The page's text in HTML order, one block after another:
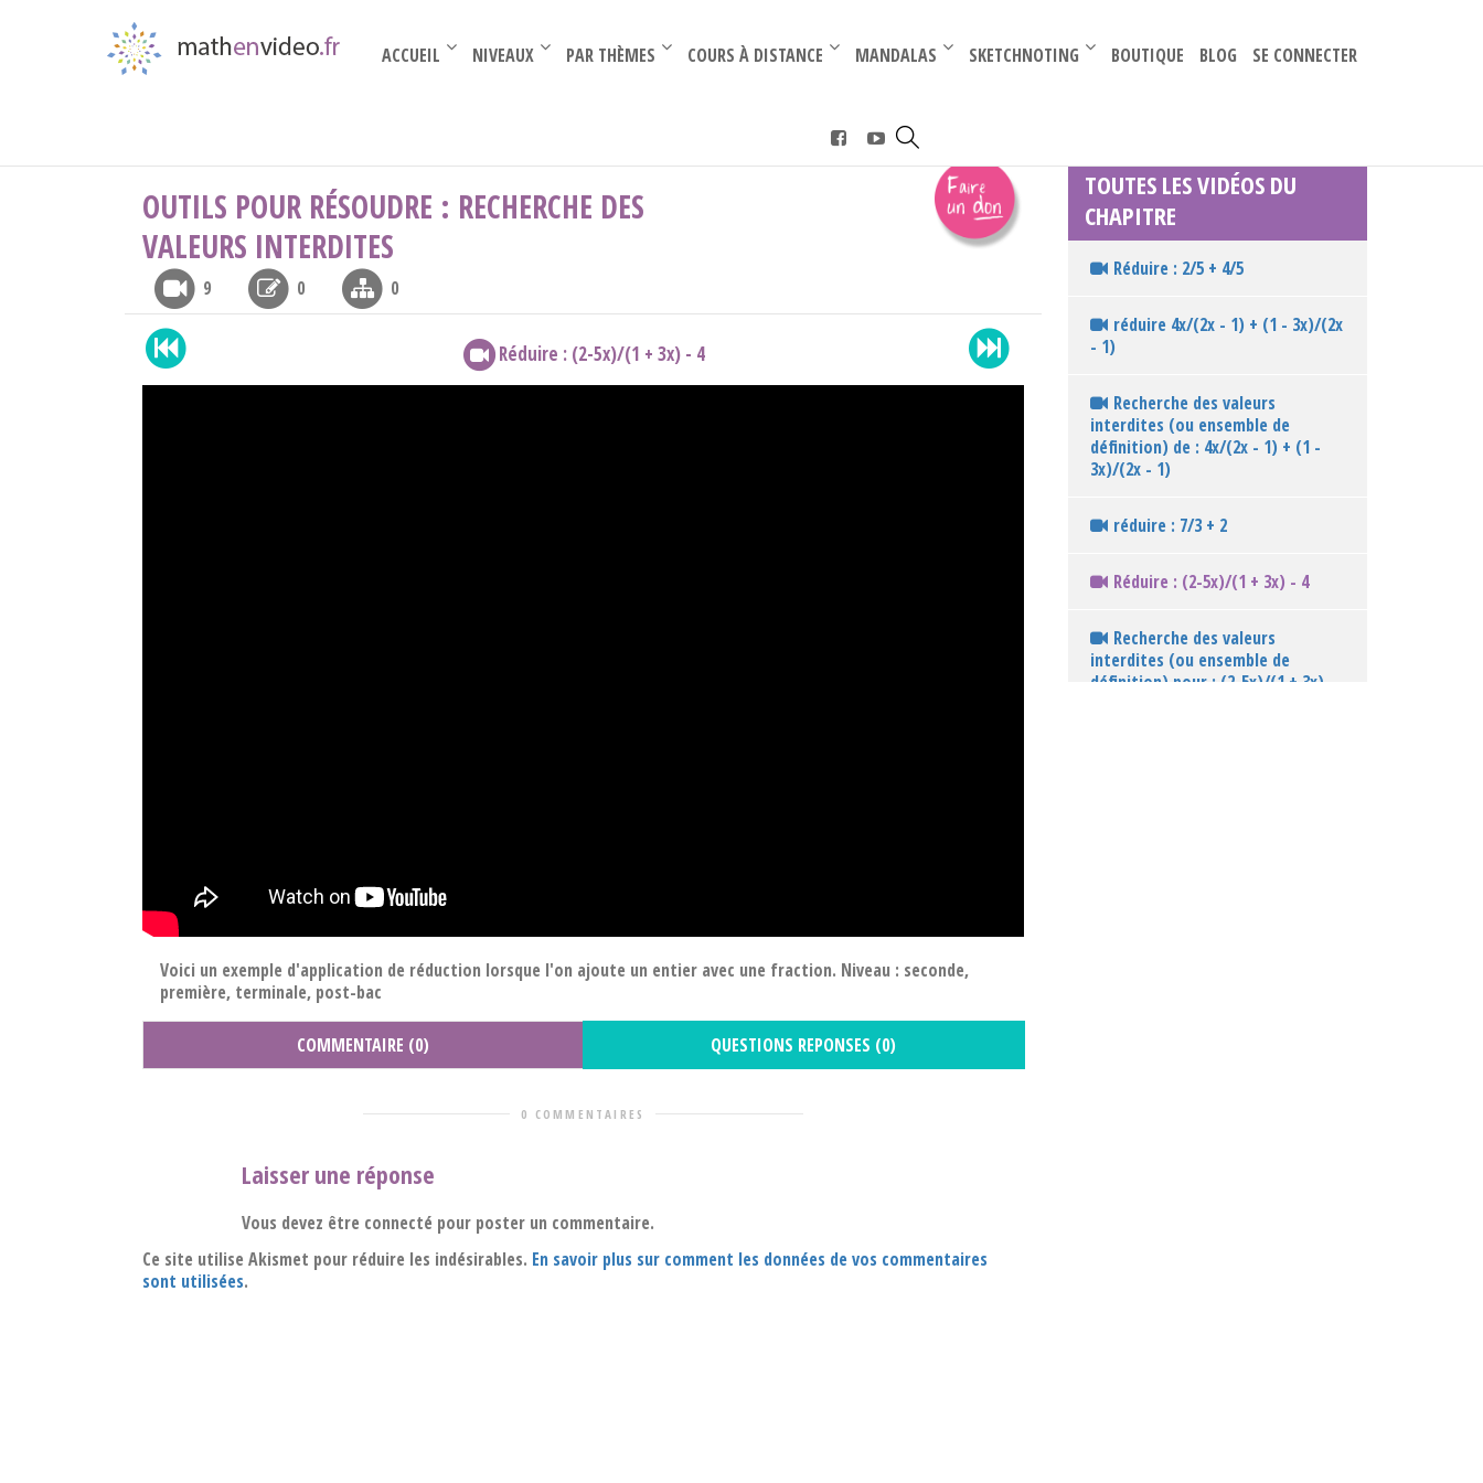
ACCUEIL NIVEAUX PAR THÈMES COURS À DISTANCE – MANDALAS – SKETCHNOTING – BOUTIQUE BLOG SE CONNECTER
OUTILS POUR RÉSOUDRE : RECHERCHE DES
VALEURS INTERDITES
9 0 0
Réduire : (2-5x)/(1 + 3x) - 4
Voici un exemple d'application de réduction lorsque l'on ajoute un entier avec une fraction. Niveau : seconde,
première, terminale, post-bac
COMMENTAIRE (0) QUESTIONS REPONSES (0)
0 COMMENTAIRES
Laisser une réponse
Vous devez être connecté pour poster un commentaire.
Ce site utilise Akismet pour réduire les indésirables. En savoir plus sur comment les données de vos commentaires
sont utilisées.
TOUTES LES VIDÉOS DU
CHAPITRE
Réduire : 2/5 + 4/5
réduire 4x/(2x - 1) + (1 - 3x)/(2x
- 1)
Recherche des valeurs
interdites (ou ensemble de
définition) de : 4x/(2x - 1) + (1 -
3x)/(2x - 1)
réduire : 7/3 + 2
Réduire : (2-5x)/(1 + 3x) - 4
Recherche des valeurs
interdites (ou ensemble de
définition) pour : (2-5x)/(1 + 3x) -